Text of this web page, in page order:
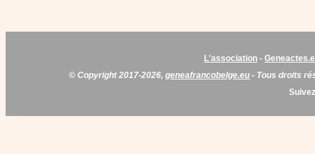
L'association -
© Copyright 2017-2026,geneafrancobelge.eu - Tous droits